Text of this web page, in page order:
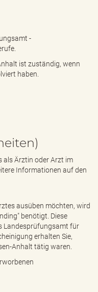
-
ist zuständig, wenn
haben.
als Ärztin oder Arzt im
Informationen auf den
ausüben möchten, wird
benötigt. Diese
Landesprüfungsamt für
erhalten Sie,
Anhalt tätig waren.